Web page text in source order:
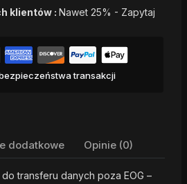
klientów : Nawet 25% - Zapytaj
transakcji
dodatkowe Opinie (0)
transferu danych poza EOG –